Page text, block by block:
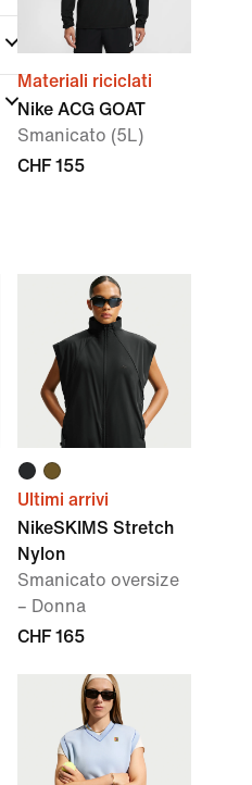
Materiali riciclati
Nike ACG GOAT
Smanicato (5L)
CHF 155
Ultimi arrivi
NikeSKIMS Stretch
Nylon
Smanicato oversize
– Donna
CHF 165